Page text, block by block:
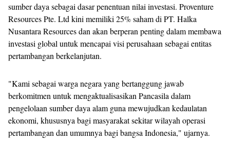
sumber daya sebagai dasar penentuan nilai investasi. Proventure
Resources Pte. Ltd kini memiliki 25% saham di PT. Halka
Nusantara Resources dan akan berperan penting dalam membawa
investasi global untuk mencapai visi perusahaan sebagai entitas
pertambangan berkelanjutan.
"Kami sebagai warga negara yang bertanggung jawab
berkomitmen untuk mengaktualisasikan Pancasila dalam
pengelolaan sumber daya alam guna mewujudkan kedaulatan
ekonomi, khususnya bagi masyarakat sekitar wilayah operasi
pertambangan dan umumnya bagi bangsa Indonesia," ujarnya.